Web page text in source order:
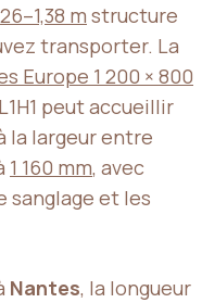
m structure
transporter. La
Europe 1 200 × 800
peut accueillir
la largeur entre
1 160 mm, avec
sanglage et les
Nantes, la longueur